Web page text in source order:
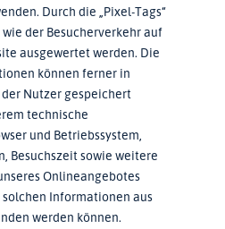
Durch die „Pixel-Tags“
der Besucherverkehr auf
ausgewertet werden. Die
können ferner in
Nutzer gespeichert
technische
und Betriebssystem,
Besuchszeit sowie weitere
Onlineangebotes
Informationen aus
werden können.